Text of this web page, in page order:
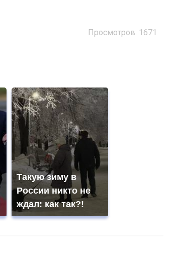
Просмотров: 1671
Такую зиму в
России никто не
ждал: как так?!